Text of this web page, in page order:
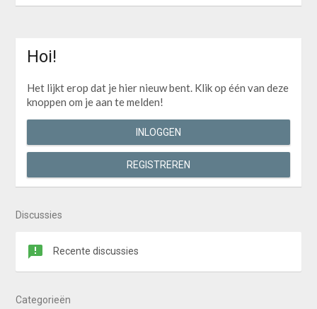
Hoi!
Het lijkt erop dat je hier nieuw bent. Klik op één van deze
knoppen om je aan te melden!
INLOGGEN
REGISTREREN
Discussies
Recente discussies
Categorieën